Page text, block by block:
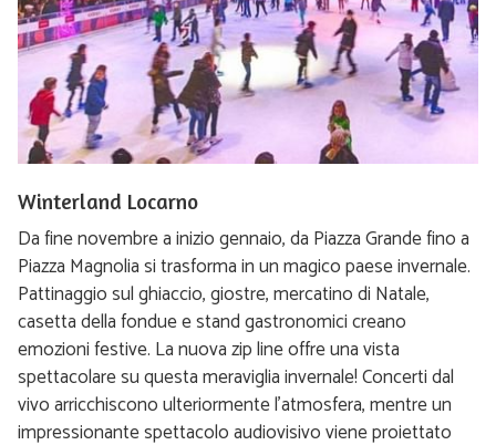
Winterland Locarno
Da fine novembre a inizio gennaio, da Piazza Grande fino a
Piazza Magnolia si trasforma in un magico paese invernale.
Pattinaggio sul ghiaccio, giostre, mercatino di Natale,
casetta della fondue e stand gastronomici creano
emozioni festive. La nuova zip line offre una vista
spettacolare su questa meraviglia invernale! Concerti dal
vivo arricchiscono ulteriormente l'atmosfera, mentre un
impressionante spettacolo audiovisivo viene proiettato